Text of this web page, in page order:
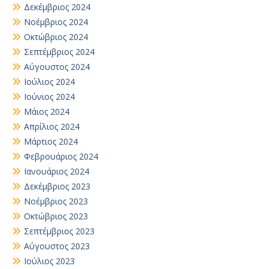
Δεκέμβριος 2024
Νοέμβριος 2024
Οκτώβριος 2024
Σεπτέμβριος 2024
Αύγουστος 2024
Ιούλιος 2024
Ιούνιος 2024
Μάιος 2024
Απρίλιος 2024
Μάρτιος 2024
Φεβρουάριος 2024
Ιανουάριος 2024
Δεκέμβριος 2023
Νοέμβριος 2023
Οκτώβριος 2023
Σεπτέμβριος 2023
Αύγουστος 2023
Ιούλιος 2023